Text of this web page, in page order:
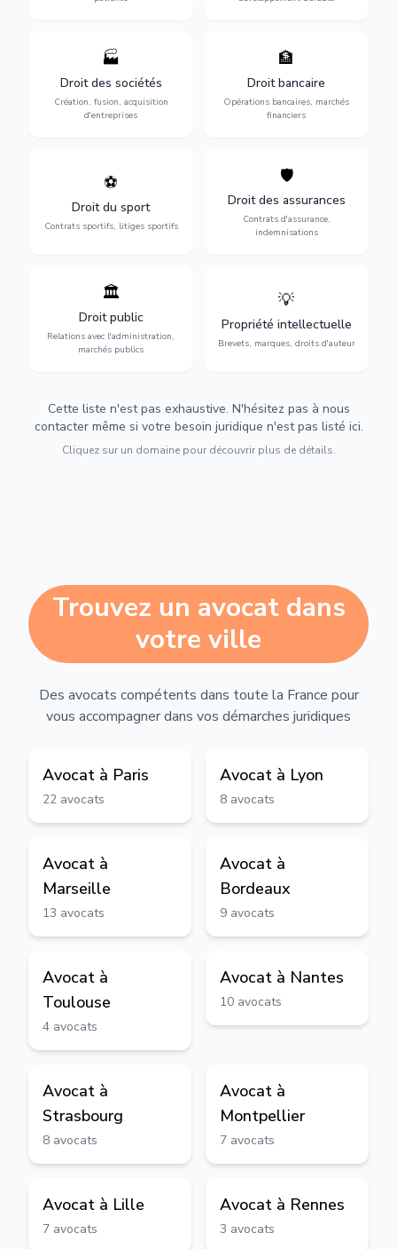
🏭
Droit des sociétés
Création, fusion, acquisition
d'entreprises
Structuration de votre
société : création, fusion-
acquisition, gouvernance et
restructuration.
🏦
Droit bancaire
Opérations bancaires, marchés
financiers
Gestion de vos opérations
financières : contentieux
bancaire, investissements et
régulation.
⚽
Droit du sport
Contrats sportifs, litiges sportifs
Expertise en droit sportif :
transferts, sponsoring et
contentieux.
🛡️
Droit des assurances
Contrats d'assurance,
indemnisations
Défense de vos intérêts :
contrats d'assurance,
sinistres et indemnisations
optimales.
🏛️
Droit public
Relations avec l'administration,
marchés publics
Gestion de vos relations
avec l'administration :
marchés publics,
urbanisme et contentieux.
💡
Propriété intellectuelle
Brevets, marques, droits d'auteur
Protection de vos créations
d'auteur et lutte contre la
contrefaçon.
Cette liste n'est pas exhaustive. N'hésitez pas à nous
contacter même si votre besoin juridique n'est pas listé ici.
Cliquez sur un domaine pour découvrir plus de détails.
Trouvez un avocat dans
votre ville
Des avocats compétents dans toute la France pour
vous accompagner dans vos démarches juridiques
Avocat à Paris
22 avocats
Avocat à Lyon
8 avocats
Avocat à
Marseille
13 avocats
Avocat à
Bordeaux
9 avocats
Avocat à
Toulouse
4 avocats
Avocat à Nantes
10 avocats
Avocat à
Strasbourg
8 avocats
Avocat à
Montpellier
7 avocats
Avocat à Lille
7 avocats
Avocat à Rennes
3 avocats